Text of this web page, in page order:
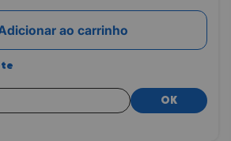
ao carrinho
OK